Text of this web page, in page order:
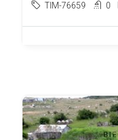
TIM-76659 0